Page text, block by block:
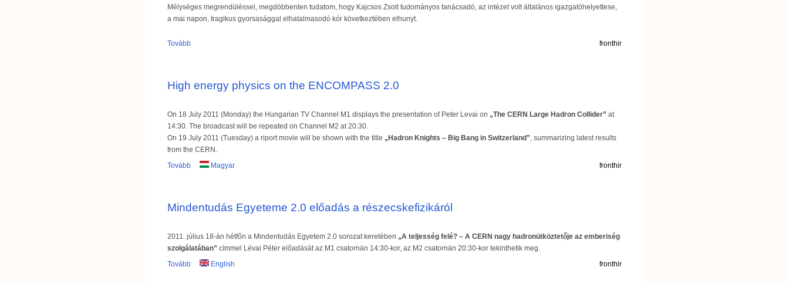
Mélységes megrendüléssel, megdöbbenten tudatom, hogy Kajcsos Zsolt tudományos tanácsadó, az intézet volt általános igazgatóhelyettese,
a mai napon, tragikus gyorsasággal elhatalmasodó kór következtében elhunyt.
fronthir
Tovább
High energy physics on the ENCOMPASS 2.0
On 18 July 2011 (Monday) the Hungarian TV Channel M1 displays the presentation of Peter Levai on „The CERN Large Hadron Collider” at
14:30. The broadcast will be repeated on Channel M2 at 20:30.
On 19 July 2011 (Tuesday) a riport movie will be shown with the title „Hadron Knights – Big Bang in Switzerland” , summarizing latest results
from the CERN.
fronthir
Tovább Magyar
Mindentudás Egyeteme 2.0 előadás a részecskefizikáról
2011. július 18-án hétfőn a Mindentudás Egyetem 2.0 sorozat keretében „A teljesség felé? – A CERN nagy hadronütköztetője az emberiség
szolgálatában” címmel Lévai Péter előadását az M1 csatornán 14:30-kor, az M2 csatornán 20:30-kor tekinthetik meg.
fronthir
Tovább English